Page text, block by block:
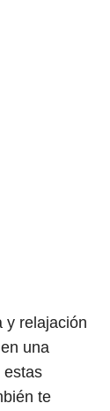
y relajación
una
estas
te